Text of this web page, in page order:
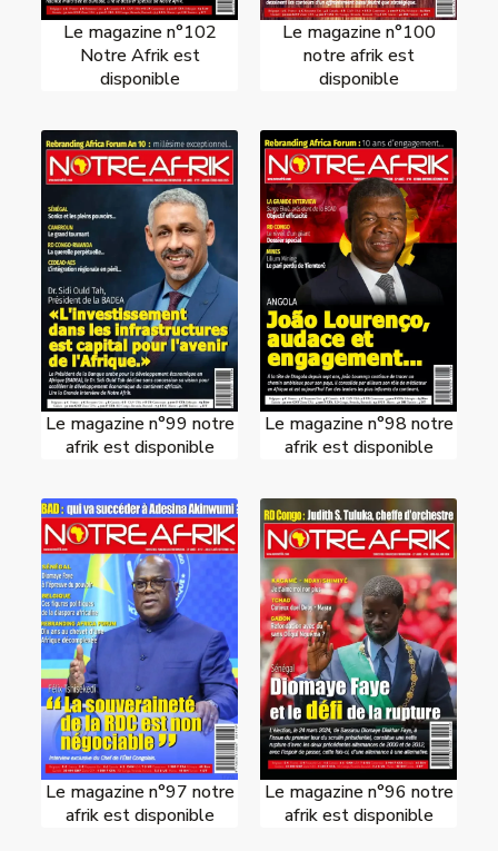
Le magazine n°102
Notre Afrik est
disponible
Le magazine n°100
notre afrik est
disponible
Le magazine n°99 notre
afrik est disponible
Le magazine n°98 notre
afrik est disponible
Le magazine n°97 notre
afrik est disponible
Le magazine n°96 notre
afrik est disponible